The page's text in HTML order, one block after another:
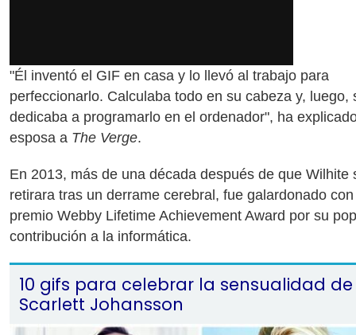
"Él inventó el GIF en casa y lo llevó al trabajo para
perfeccionarlo. Calculaba todo en su cabeza y, luego,
dedicaba a programarlo en el ordenador", ha
esposa a The Verge.
En 2013, más de una década después de que Wilhite
retirara tras un derrame cerebral, fue galardonado
premio Webby Lifetime Achievement Award por su
contribución a la informática.
10 gifs para celebrar la sensualidad de
Scarlett Johansson